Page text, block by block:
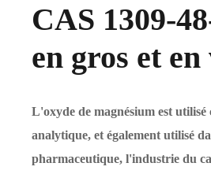
CAS 1309-
en gros et
L'oxyde de magnésium est utilisé
analytique, et également utilisé
pharmaceutique, l'industrie du